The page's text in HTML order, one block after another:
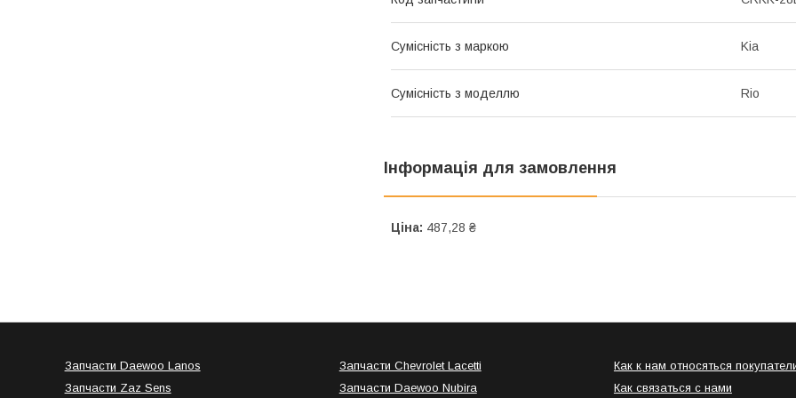
Сумісність з маркою Kia
Сумісність з моделлю Rio
Інформація для замовлення
Ціна: 487,28 ₴
Запчасти Daewoo Lanos
Запчасти Zaz Sens
Запчасти Chevrolet Lacetti
Запчасти Daewoo Nubira
Как к нам относяться
Как связаться с нами